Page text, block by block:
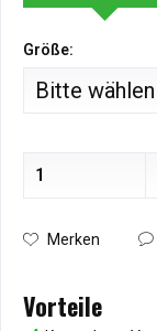
Größe:
Merken
Vorteile